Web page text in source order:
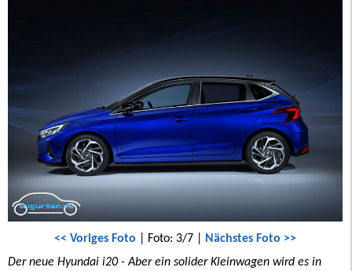
<< Voriges Foto | Foto: 3/7 | Nächstes Foto >>
Der neue Hyundai i20 - Aber ein solider Kleinwagen wird es in